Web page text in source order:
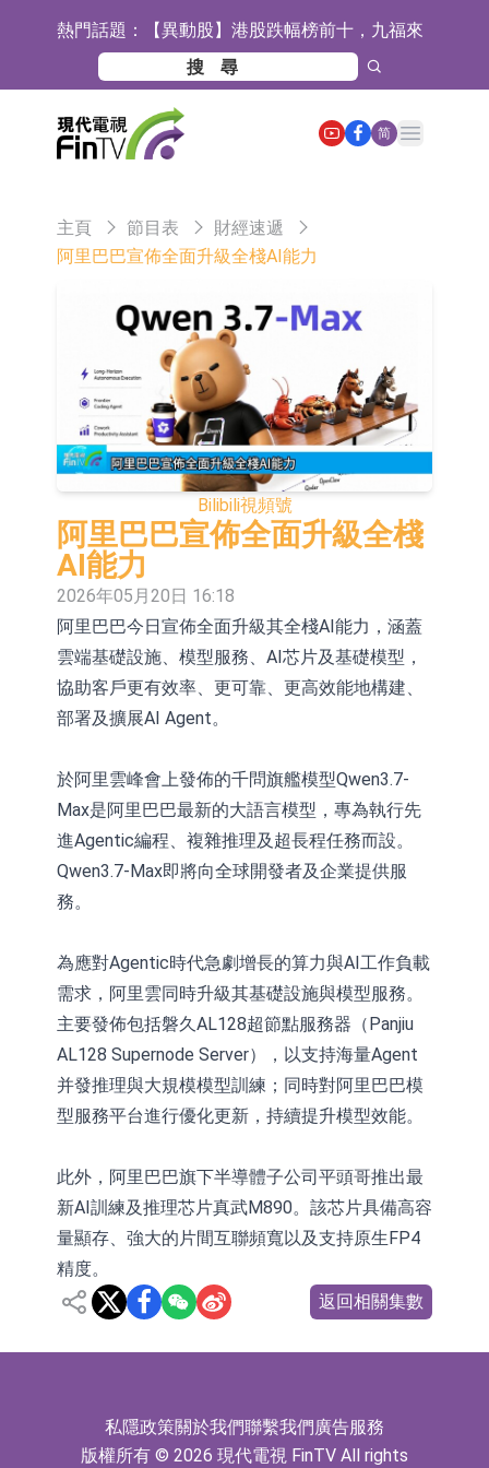
熱門話題： 【異動股】港股跌幅榜前十，九福來
(08611.HK)跌21.43%，天瑞汽車内飾
(06162.HK)跌18.44%
【異動股】港股漲幅榜前十，佳明集
團控股(01271.HK)漲+78.22%，拿森
科技(02261.HK)漲+64.11%
斯迪克：公司為國內摺疊屏核心功能
材料供應商
恒瑞醫藥：公司已在中國獲批上市26
目標客戶的測試認證
上期所：7月份對11個實際控制關系
江總部物業服務項目
亞太股份：公司是零跑汽車和
Stellantis集團的供應商
理工雷科面向邊緣AI場景推出"山
海"系列智算模組 系列產品基於國產
CPU與GPU構建
【異動股】醫療研發外包板塊拉升，
博騰股份(300363.CN)漲20.02%
日韓股市收盤雙雙下跌
依米康：海外交付以東南亞、中東市
場為主 並已取得歐美相關認證
上交所：財通多策略福鑫定期開放靈
活配置混合型發起式證券投資基金臨
時停牌
上交所：景順長城全球半導體芯片產
業股票型證券投資基金臨時停牌
【異動股】港股跌幅榜前十，卡森國
際(00496.HK)跌22.40%，九福來
(08611.HK)跌21.01%
【異動股】港股漲幅榜前十，拿森科
技(02261.HK)漲+75.05%，辰興發展
(02286.HK)漲+64.91%
神火股份：新疆神火鋁水轉化率已
100%
【異動股】焦炭Ⅲ板塊下挫，陝西黑
貓(601015.CN)跌8.38%
浙江證監局對財通證券股份有限公司
採取出具警示函措施
山金國際：港股上市工作正常推進中
简
Open main menu
主頁 節目表
財經速遞
阿里巴巴宣佈全面升級全棧AI能力
Bilibili視頻號
阿里巴巴宣佈全面升級全棧
AI能力
2026年05月20日 16:18
阿里巴巴今日宣佈全面升級其全棧AI能力，涵蓋
雲端基礎設施、模型服務、AI芯片及基礎模型，
協助客戶更有效率、更可靠、更高效能地構建、
部署及擴展AI Agent。
於阿里雲峰會上發佈的千問旗艦模型Qwen3.7-
Max是阿里巴巴最新的大語言模型，專為執行先
進Agentic編程、複雜推理及超長程任務而設。
Qwen3.7-Max即將向全球開發者及企業提供服
務。
為應對Agentic時代急劇增長的算力與AI工作負載
需求，阿里雲同時升級其基礎設施與模型服務。
主要發佈包括磐久AL128超節點服務器（Panjiu
AL128 Supernode Server），以支持海量Agent
并發推理與大規模模型訓練；同時對阿里巴巴模
型服務平台進行優化更新，持續提升模型效能。
此外，阿里巴巴旗下半導體子公司平頭哥推出最
新AI訓練及推理芯片真武M890。該芯片具備高容
量顯存、強大的片間互聯頻寬以及支持原生FP4
精度。
返回相關集數
私隱政策關於我們聯繫我們廣告服務
版權所有 © 2026 現代電視 FinTV All rights